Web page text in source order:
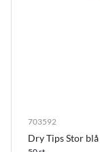
703592
Dry Tips Stor blå